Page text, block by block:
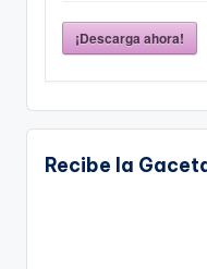
¡Descarga ahora!
Recibe la